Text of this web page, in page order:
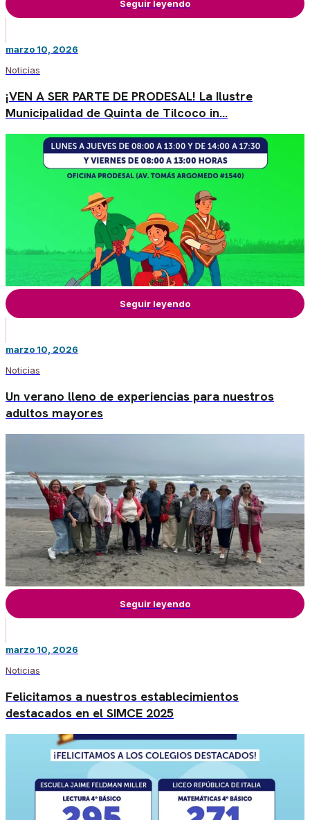
Seguir leyendo
marzo 10, 2026
Noticias
¡VEN A SER PARTE DE PRODESAL! La Ilustre
Municipalidad de Quinta de Tilcoco in…
Seguir leyendo
marzo 10, 2026
Noticias
Un verano lleno de experiencias para nuestros
adultos mayores
Seguir leyendo
marzo 10, 2026
Noticias
Felicitamos a nuestros establecimientos
destacados en el SIMCE 2025